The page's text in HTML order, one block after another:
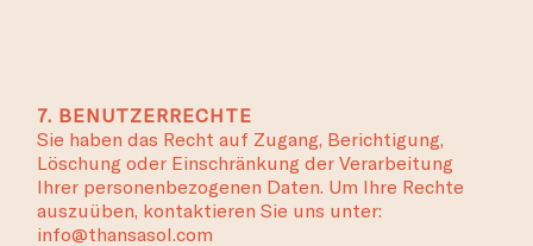
7. BENUTZERRECHTE
Sie haben das Recht auf Zugang, Berichtigung,
Löschung oder Einschränkung der Verarbeitung
Ihrer personenbezogenen Daten. Um Ihre Rechte
auszuüben, kontaktieren Sie uns unter:
info@thansasol.com